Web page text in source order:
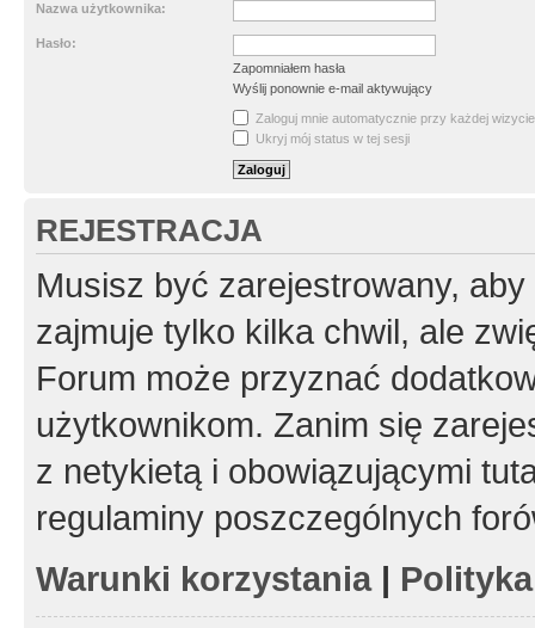
Nazwa użytkownika:
Hasło:
Zapomniałem hasła
Wyślij ponownie e-mail aktywujący
Zaloguj mnie automatycznie przy każdej wizycie
Ukryj mój status w tej sesji
REJESTRACJA
Musisz być zarejestrowany,
zajmuje tylko kilka chwil, ale
Forum może przyznać
użytkownikom. Zanim się
z netykietą i obowiązującymi
regulaminy poszczególnych
Warunki korzystania|